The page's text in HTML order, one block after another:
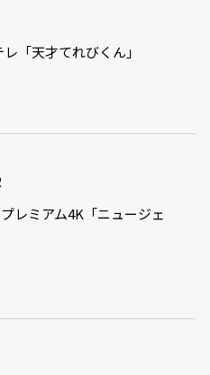
「天才てれびくん」
レミアム4K「ニュージェ